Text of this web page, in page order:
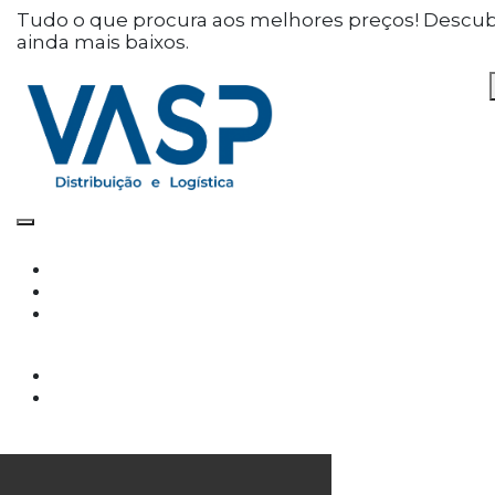
Defina as suas preferências
de cookies para este
website.
Este website utiliza cookies estritamente
necessários, analíticos e funcionais, para lhe
oferecer uma boa experiência de navegação e
Cookies
funções básicas do site e o site não funcionará
da maneira pretendida sem eles
Tudo o que procura aos melhores preços!
ainda mais baixos.